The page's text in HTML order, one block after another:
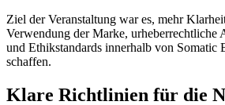
Ziel der Veranstaltung war es, mehr
Verwendung der Marke, urheberrechtliche
und Ethikstandards innerhalb von Somatic
schaffen.
Klare Richtlinien für die